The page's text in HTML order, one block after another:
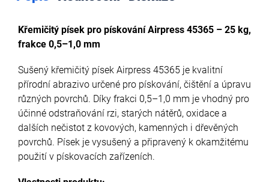
Křemičitý písek pro pískování Airpress 45365 – 25 kg,
frakce 0,5–1,0 mm
Sušený křemičitý písek Airpress 45365 je kvalitní
přírodní abrazivo určené pro pískování, čištění a úpravu
různých povrchů. Díky frakci 0,5–1,0 mm je vhodný pro
účinné odstraňování rzi, starých nátěrů, oxidace a
dalších nečistot z kovových, kamenných i dřevěných
povrchů. Písek je vysušený a připravený k okamžitému
použití v pískovacích zařízeních.